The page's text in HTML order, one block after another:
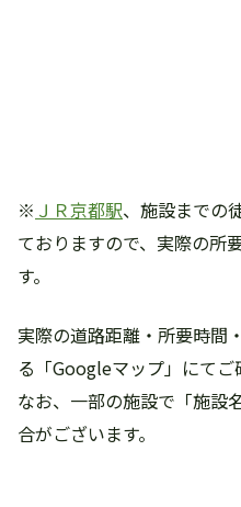
※ ＪＲ京都駅、施設までの
ておりますので、実際の所
す。
実際の道路距離・所要時間
る「Googleマップ」にてご
なお、一部の施設で「施設
合がございます。